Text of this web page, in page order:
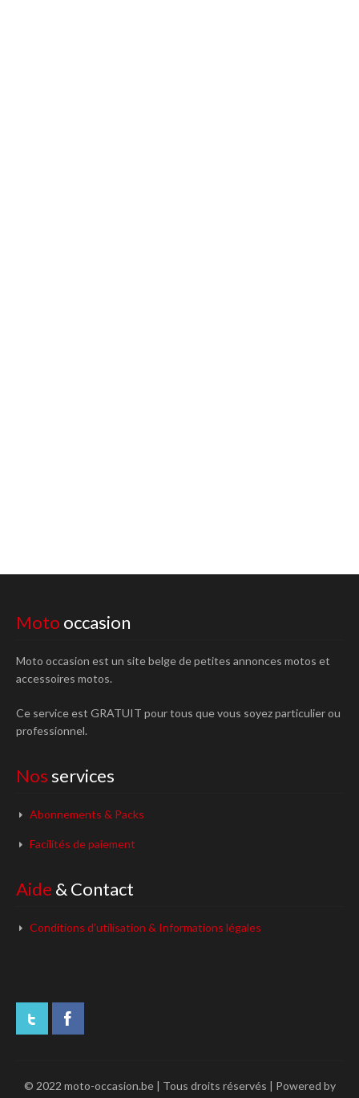
Moto occasion
Moto occasion est un site belge de petites annonces motos et
accessoires motos.
Ce service est GRATUIT pour tous que vous soyez particulier ou
professionnel.
Nos services
Abonnements & Packs
Facilités de paiement
Aide & Contact
Conditions d’utilisation & Informations légales
© 2022 moto-occasion.be | Tous droits réservés | Powered by